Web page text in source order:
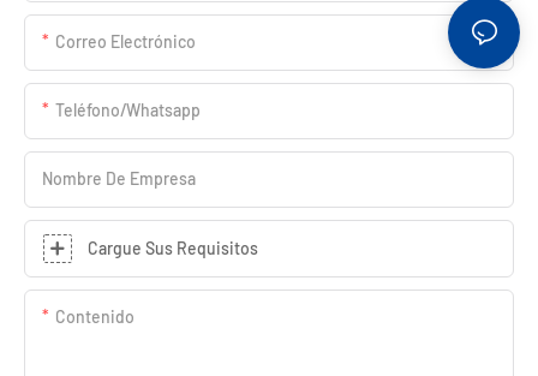
Correo Electrónico
Teléfono/whatsapp
Nombre De Empresa
Cargue Sus Requisitos
Contenido